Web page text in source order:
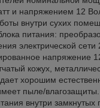
и напряжением 12
внутри сухих
питания:
электрической сети
напряжение
кожух,
хорошим
пыле/
внутри замкнутых